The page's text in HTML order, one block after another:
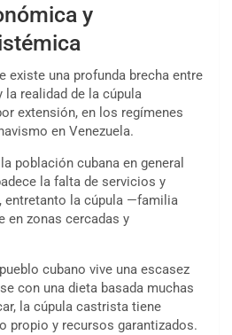
y
existe una profunda brecha entre
la realidad de la cúpula
extensión, en los regímenes
en Venezuela.
población cubana en general
la falta de servicios y
entretanto la cúpula —familia
en zonas cercadas y
cubano vive una escasez
con una dieta basada muchas
la cúpula castrista tiene
propio y recursos garantizados.